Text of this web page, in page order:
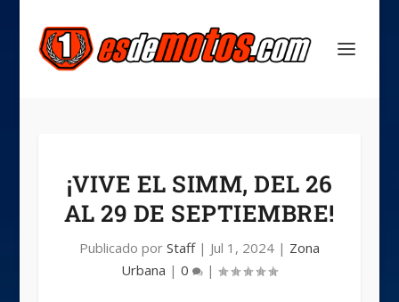
¡VIVE EL SIMM, DEL 26
AL 29 DE SEPTIEMBRE!
Publicado por Staff| Jul 1, 2024| Zona
Urbana |0 |